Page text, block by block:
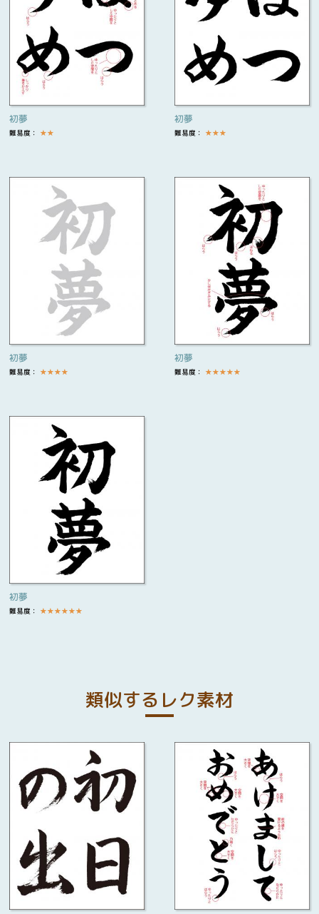
初夢
難易度： ★★
初夢
難易度： ★★★
初夢
難易度： ★★★★
初夢
難易度： ★★★★★
初夢
難易度： ★★★★★★
類似するレク素材